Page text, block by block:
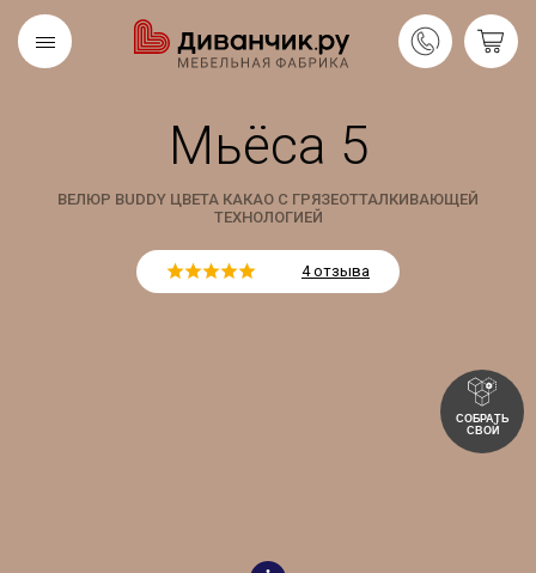
Мьёса 5
ВЕЛЮР BUDDY ЦВЕТА КАКАО С ГРЯЗЕОТТАЛКИВАЮЩЕЙ
ТЕХНОЛОГИЕЙ
4 отзыва
СОБРАТЬ
СВОЙ
Скандинавская